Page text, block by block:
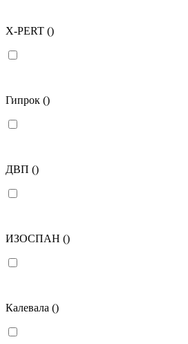
X-PERT ()
Гипрок ()
ДВП ()
ИЗОСПАН ()
Калевала ()